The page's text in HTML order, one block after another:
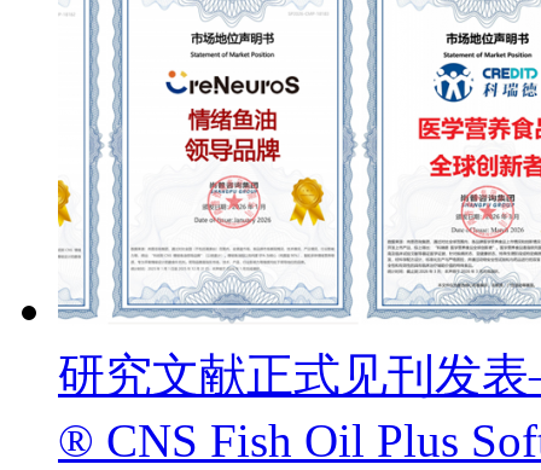
研究文献正式见刊发
® CNS Fish Oil Plus